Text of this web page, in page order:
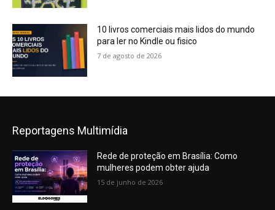
10 livros comerciais mais lidos do mundo
para ler no Kindle ou fisico
7 de agosto de 2026
Reportagens Multimídia
Rede de proteção em Brasília: Como
mulheres podem obter ajuda
15 de junho de 2026